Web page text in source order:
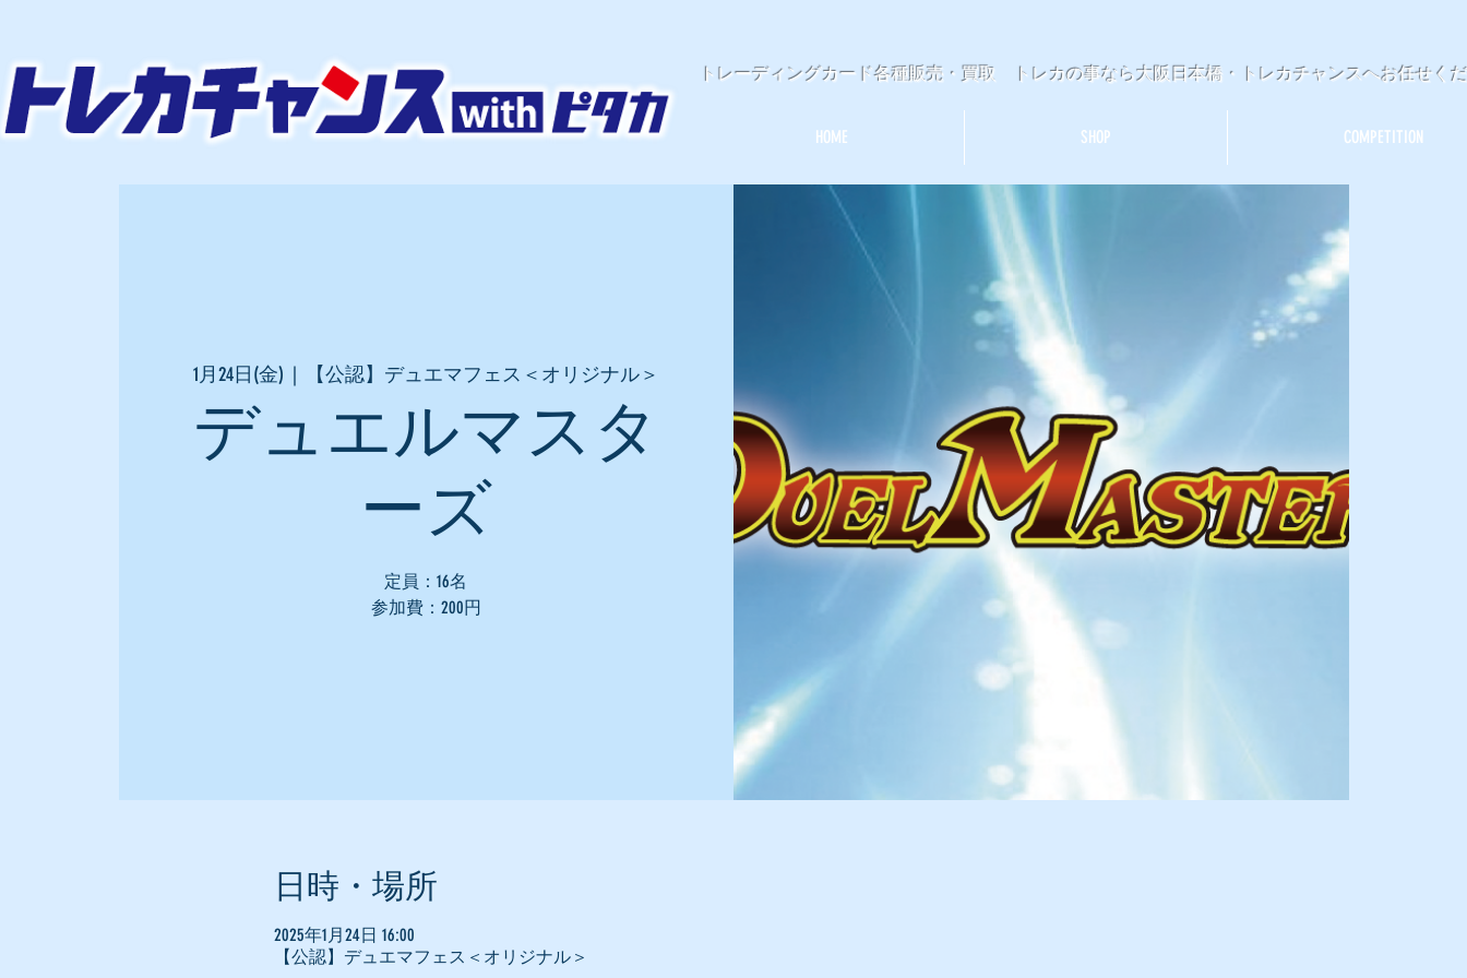
トレーディングカード各種販売・買取 トレカの事なら大阪日本橋・トレカチャンスへお任せく
HOME SHOP COMPETITION
1月24日(金)
  |
【公認】デュエマフェス＜オリジナル＞
デュエルマスタ
ーズ
定員：16名
参加費：200円
日時・場所
2025年1月24日 16:00
【公認】デュエマフェス＜オリジナル＞